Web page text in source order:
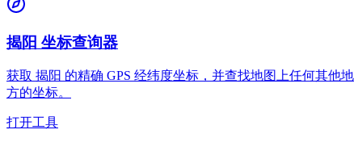
揭阳 坐标查询器
获取 揭阳 的精确 GPS 经纬度坐标，并查找地图上任何其他地
方的坐标。
打开工具